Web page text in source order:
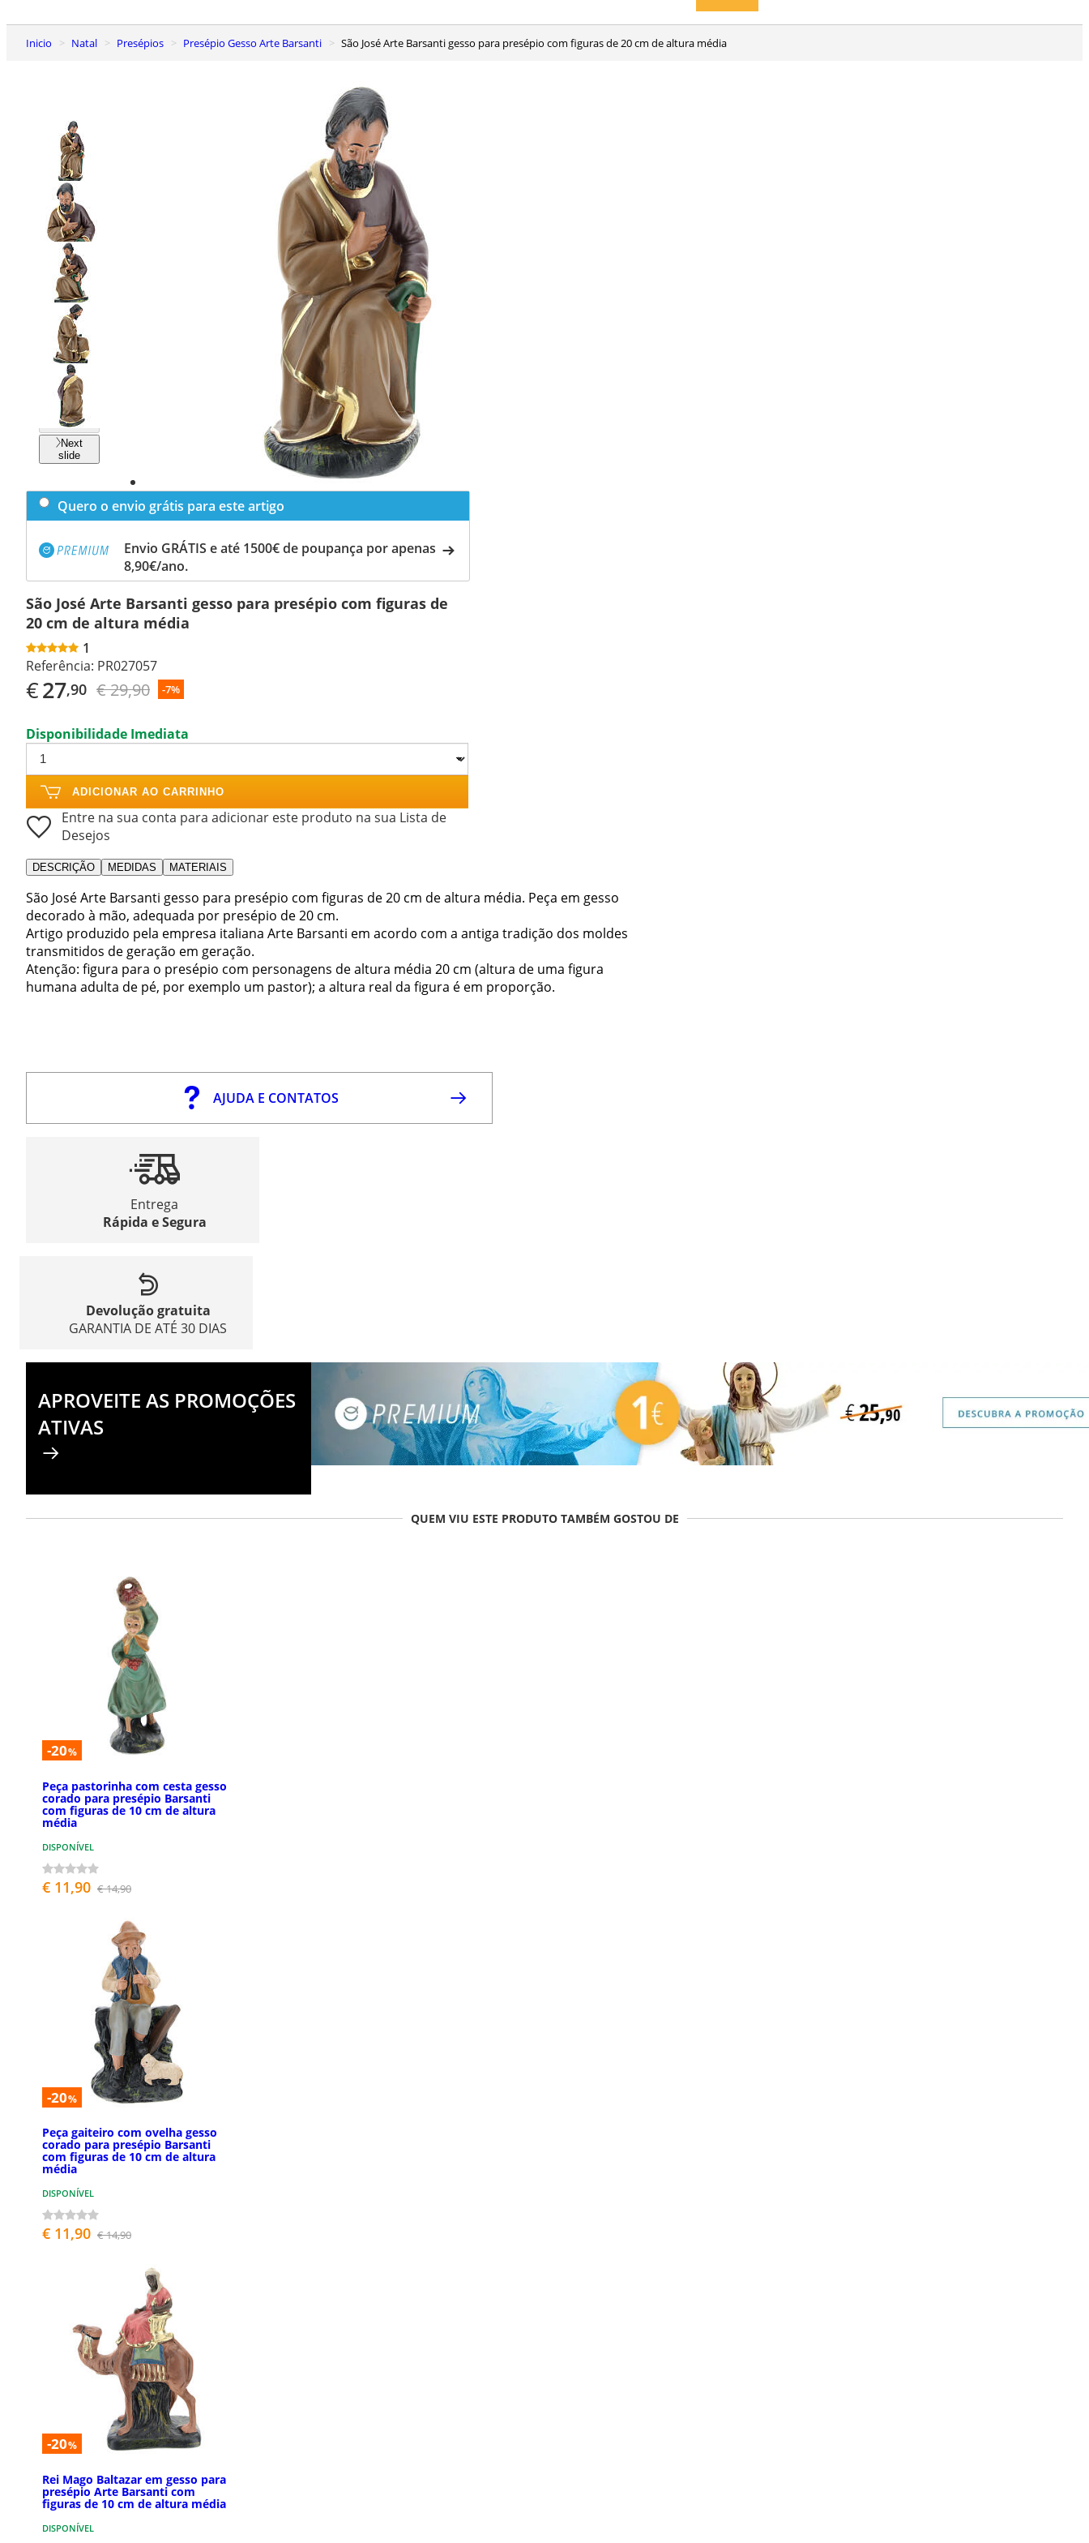
Inicio Natal Presépios Presépio Gesso Arte Barsanti São José Arte Barsanti gesso para presépio com figuras de 20 cm de altura média
Previous
slide
Next
slide
Quero o envio grátis para este artigo
Envio GRÁTIS e até 1500€ de poupança por apenas
8,90€/ano.
São José Arte Barsanti gesso para presépio com figuras de
20 cm de altura média
1
Referência: PR027057
€27,90 € 29,90 -7%
Disponibilidade Imediata
ADICIONAR AO CARRINHO
Entre na sua conta para adicionar este produto na sua Lista de
Desejos
DESCRIÇÃO MEDIDAS MATERIAIS
São José Arte Barsanti gesso para presépio com figuras de 20 cm de altura média. Peça em gesso
decorado à mão, adequada por presépio de 20 cm.
Artigo produzido pela empresa italiana Arte Barsanti em acordo com a antiga tradição dos moldes
transmitidos de geração em geração.
Atenção: figura para o presépio com personagens de altura média 20 cm (altura de uma figura
humana adulta de pé, por exemplo um pastor); a altura real da figura é em proporção.
AJUDA E CONTATOS
Entrega
Rápida e Segura
Devolução gratuita
GARANTIA DE ATÉ 30 DIAS
APROVEITE AS PROMOÇÕES
ATIVAS
QUEM VIU ESTE PRODUTO TAMBÉM GOSTOU DE
-20%
Peça pastorinha com cesta gesso
corado para presépio Barsanti
com figuras de 10 cm de altura
média
DISPONÍVEL
€ 11,90 € 14,90
-20%
Peça gaiteiro com ovelha gesso
corado para presépio Barsanti
com figuras de 10 cm de altura
média
DISPONÍVEL
€ 11,90 € 14,90
-20%
Rei Mago Baltazar em gesso para
presépio Arte Barsanti com
figuras de 10 cm de altura média
DISPONÍVEL